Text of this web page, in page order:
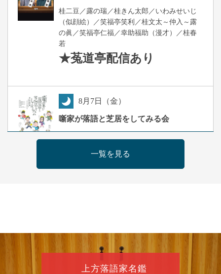
桂二豆／露の瑞／桂きん太郎／いわみせいじ
（似顔絵）／笑福亭笑利／桂文太～仲入～露
の眞／笑福亭仁福／幸助福助（漫才）／桂春
若
★菟道亭配信あり
8月 7日（金）
噺家が落語と芝居をしてみる会
桂米之助／桂団治郎／桂弥太郎／桂米舞／是
開演：午後6時30分（6時開場）全席指定
前売3,500円 当日4,000円
日（土）
第2回 智之介・力造 二人会
一覧を見る
上方落語家名鑑